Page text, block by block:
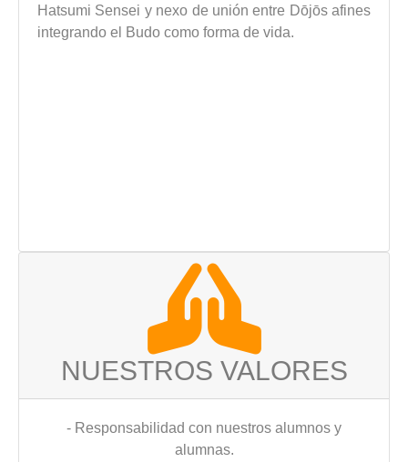
Hatsumi Sensei y nexo de unión entre Dōjōs afines
integrando el Budo como forma de vida.
NUESTROS VALORES
- Responsabilidad con nuestros alumnos y
alumnas.